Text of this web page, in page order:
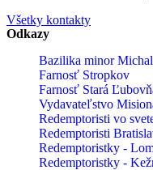
Všetky kontakty
Odkazy
Bazilika minor
Farnosť Stropkov
Farnosť Stará
Vydavateľstvo
Redemptoristi vo
Redemptoristi
Redemptoristky -
Redemptoristky -